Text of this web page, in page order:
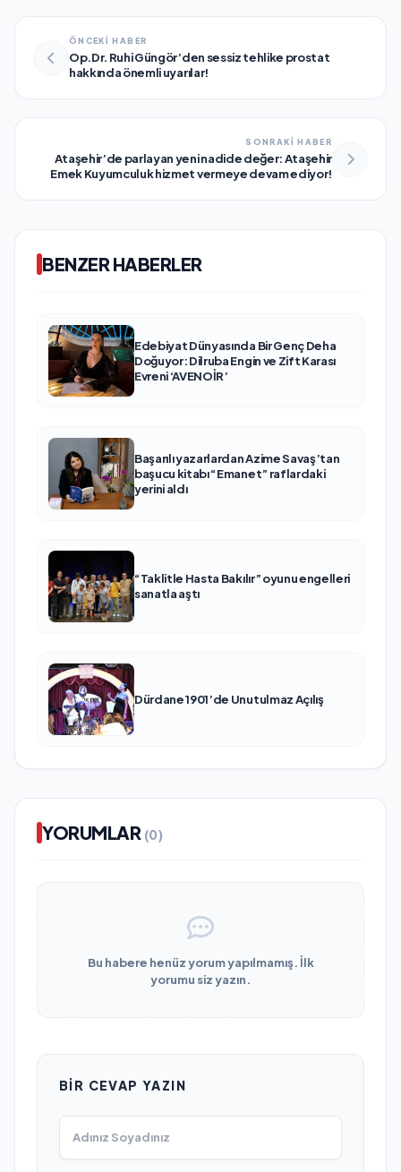
ÖNCEKİ HABER
Op.Dr. Ruhi Güngör’den sessiz tehlike prostat
hakkında önemli uyarılar!
SONRAKİ HABER
Ataşehir’de parlayan yeni nadide değer: Ataşehir
Emek Kuyumculuk hizmet vermeye devam ediyor!
BENZER HABERLER
Edebiyat Dünyasında Bir Genç Deha
Doğuyor: Dilruba Engin ve Zift Karası
Evreni ‘AVENOİR’
Başarılı yazarlardan Azime Savaş’tan
başucu kitabı “Emanet” raflardaki
yerini aldı
“Taklitle Hasta Bakılır” oyunu engelleri
sanatla aştı
Dürdane 1901’de Unutulmaz Açılış
YORUMLAR (0)
Bu habere henüz yorum yapılmamış. İlk
yorumu siz yazın.
BIR CEVAP YAZIN